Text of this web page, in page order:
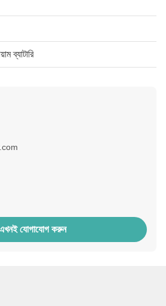
ব্যাটারি
যোগাযোগ করুন